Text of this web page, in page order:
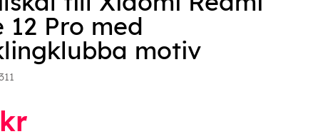
12 Pro med
motiv